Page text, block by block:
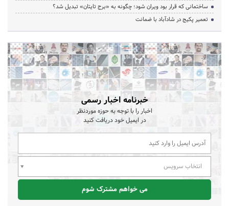
ساختمانی که قرار بود ویران شود؛ چگونه به «برج تایتان» تبدیل شد؟
تعمیر پکیج در شادآباد با ضمانت
خبرنامه اخبار رسمی
اخبار را با توجه به حوزه موردنظر
در ایمیل خود دریافت کنید
انتخاب سرویس
می خواهم مشترک شوم